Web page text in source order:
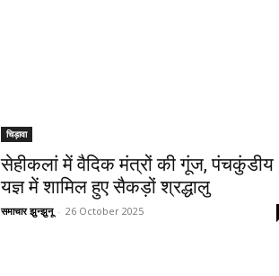
चिड़ावा
सेहीकलां में वैदिक मंत्रों की गूंज, पंचकुंडीय
यज्ञ में शामिल हुए सैकड़ों श्रद्धालु
समाचार झुन्झुनू - 26 October 2025